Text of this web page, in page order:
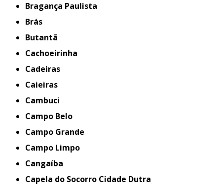
Bragança Paulista
Brás
Butantã
Cachoeirinha
Cadeiras
Caieiras
Cambuci
Campo Belo
Campo Grande
Campo Limpo
Cangaíba
Capela do Socorro Cidade Dutra